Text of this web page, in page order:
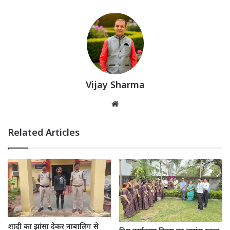
Vijay Sharma
Related Articles
शादी का झांसा देकर नाबालिग से